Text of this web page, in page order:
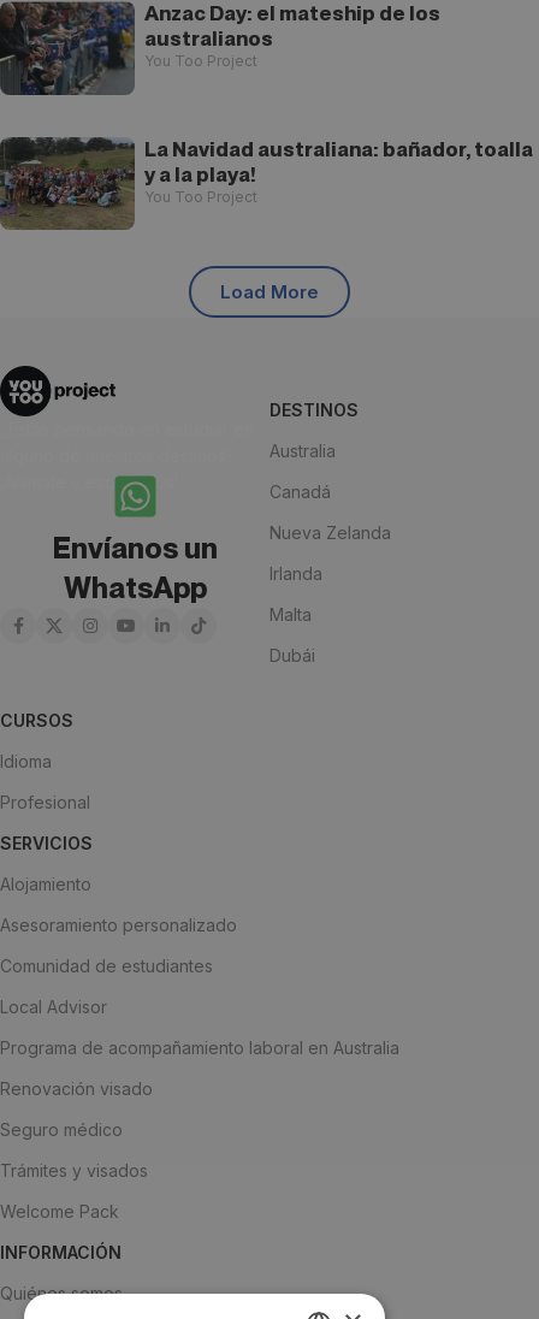
Anzac Day: el mateship de los
australianos
You Too Project
La Navidad australiana: bañador, toalla
y a la playa!
You Too Project
Load More
¡Anímate y escríbenos!
Envíanos un
WhatsApp
DESTINOS
Australia
Canadá
Nueva Zelanda
Irlanda
Malta
Dubái
CURSOS
Idioma
Profesional
SERVICIOS
Alojamiento
Asesoramiento personalizado
Comunidad de estudiantes
Local Advisor
Programa de acompañamiento laboral en Australia
Renovación visado
Seguro médico
Trámites y visados
Welcome Pack
INFORMACIÓN
Quiénes somos